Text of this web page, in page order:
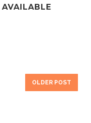
OLDER POST